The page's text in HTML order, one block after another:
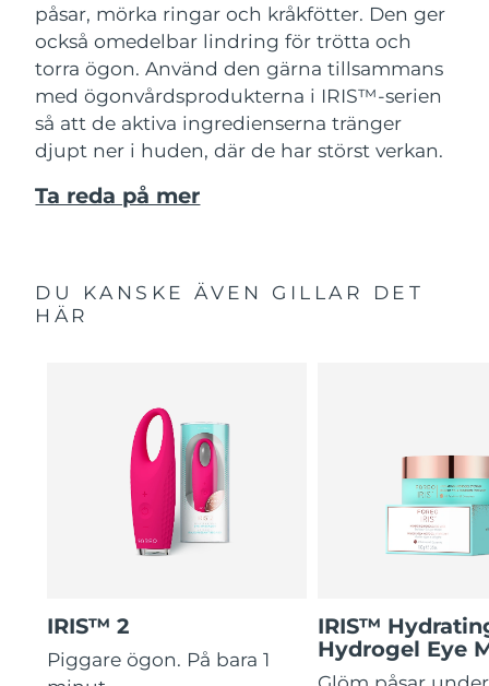
påsar, mörka ringar och kråkfötter. Den ger
också omedelbar lindring för trötta och
torra ögon. Använd den gärna tillsammans
med ögonvårdsprodukterna i IRIS™-serien
så att de aktiva ingredienserna tränger
djupt ner i huden, där de har störst verkan.
Ta reda på mer
DU KANSKE ÄVEN GILLAR DET
HÄR
IRIS™ 2
Piggare ögon. På bara 1
IRIS™
Hydrogel Eye